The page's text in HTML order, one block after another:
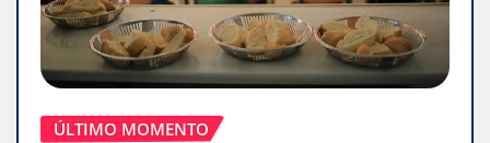
ÚLTIMO MOMENTO